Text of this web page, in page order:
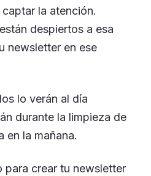
la atención.
despiertos a esa
newsletter en ese
lo verán al día
durante la limpieza de
en la mañana.
crear tu newsletter